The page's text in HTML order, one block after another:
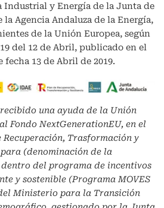
Industrial y Energía de la Junta de
la Agencia Andaluza de la Energía,
de la Unión Europea, según
del 12 de Abril, publicado en el
fecha 13 de Abril de 2019.
una ayuda de la Unión
Fondo NextGenerationEU, en el
Recuperación, Trasformación y
(denominación de la
del programa de incentivos
y sostenible (Programa MOVES
Ministerio para la Transición